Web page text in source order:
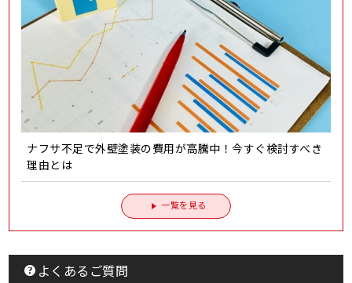
ナフサ不足で外壁塗装の費用が高騰中！今すぐ検討すべき
理由とは
一覧を見る
よくあるご質問